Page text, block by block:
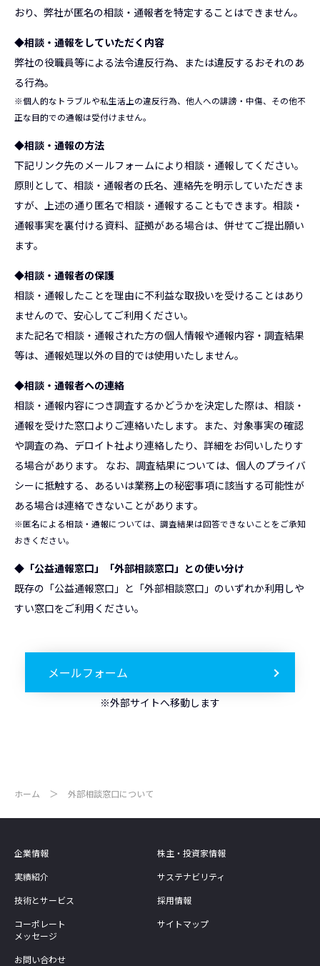
おり、弊社が匿名の相談・通報者を特定することはできません。
◆相談・通報をしていただく内容
弊社の役職員等による法令違反行為、または違反するおそれのあ
る行為。
※個人的なトラブルや私生活上の違反行為、他人への誹謗・中傷、その他不
正な目的での通報は受付けません。
◆相談・通報の方法
下記リンク先のメールフォームにより相談・通報してください。
原則として、相談・通報者の氏名、連絡先を明示していただきま
すが、上述の通り匿名で相談・通報することもできます。相談・
通報事実を裏付ける資料、証拠がある場合は、併せてご提出願い
ます。
◆相談・通報者の保護
相談・通報したことを理由に不利益な取扱いを受けることはあり
ませんので、安心してご利用ください。
また記名で相談・通報された方の個人情報や通報内容・調査結果
等は、通報処理以外の目的では使用いたしません。
◆相談・通報者への連絡
相談・通報内容につき調査するかどうかを決定した際は、相談・
通報を受けた窓口よりご連絡いたします。また、対象事実の確認
や調査の為、デロイト社より連絡したり、詳細をお伺いしたりす
る場合があります。 なお、調査結果については、個人のプライバ
シーに抵触する、あるいは業務上の秘密事項に該当する可能性が
ある場合は連絡できないことがあります。
※匿名による相談・通報については、調査結果は回答できないことをご承知
おきください。
◆「公益通報窓口」「外部相談窓口」との使い分け
既存の「公益通報窓口」と「外部相談窓口」のいずれか利用しや
すい窓口をご利用ください。
メールフォーム
※外部サイトへ移動します
ホーム 外部相談窓口について
企業情報
株主・投資家情報
実績紹介
サステナビリティ
技術とサービス
採用情報
コーポレート
メッセージ
サイトマップ
お問い合わせ